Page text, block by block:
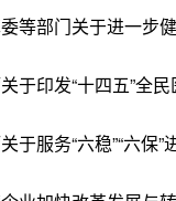
等部门关于进一步
于印发“十四五”全
于服务“六稳”“六保